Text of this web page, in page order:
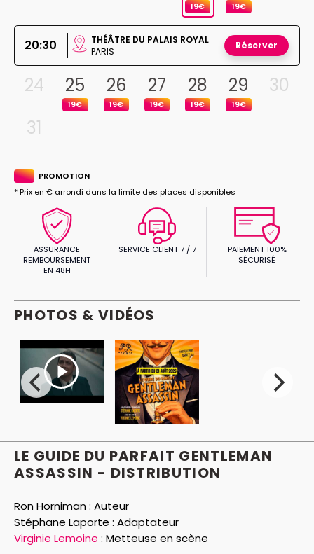
19€ 19€
20:30
THÉÂTRE DU PALAIS ROYAL
PARIS
Réserver
24 25
19€
26
19€
27
19€
28
19€
29
19€
30
31
PROMOTION
* Prix en € arrondi dans la limite des places disponibles
ASSURANCE
REMBOURSEMENT
EN 48H
SERVICE CLIENT 7 / 7
PAIEMENT 100%
SÉCURISÉ
PHOTOS & VIDÉOS
LE GUIDE DU PARFAIT GENTLEMAN
ASSASSIN - DISTRIBUTION
Ron Horniman : Auteur
Stéphane Laporte : Adaptateur
Virginie Lemoine : Metteuse en scène